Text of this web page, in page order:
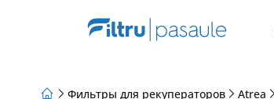
Фильтры для рекуператоров Atrea